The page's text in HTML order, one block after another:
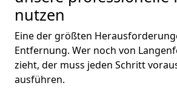
nutzen
Eine der größten
Entfernung. Wer noch von
zieht, der muss jeden Schritt
ausführen.